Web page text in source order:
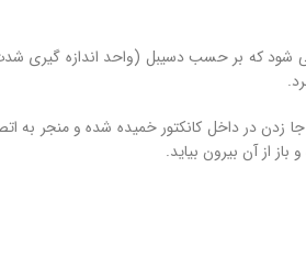
شود که بر حسب دسیبل (واحد اندازه گیری
زدن در داخل کانکتور خمیده شده و منجر به